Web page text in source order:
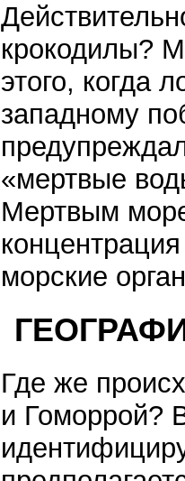
крокодилы?
этого, когда
западному
«мертвые
Мертвым
морские
Где же
и Гоморрой?